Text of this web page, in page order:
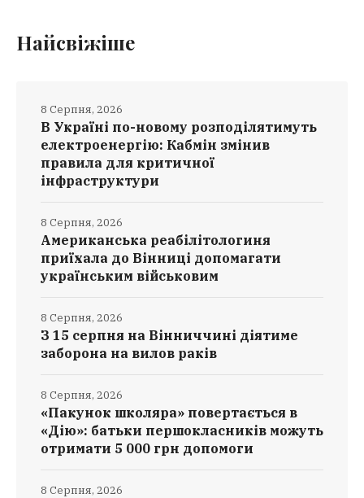
Найсвіжіше
В Україні по-новому розподілятимуть
електроенергію: Кабмін змінив
правила для критичної
інфраструктури
8 Серпня, 2026
Американська реабілітологиня
приїхала до Вінниці допомагати
українським військовим
8 Серпня, 2026
З 15 серпня на Вінниччині діятиме
заборона на вилов раків
8 Серпня, 2026
«Пакунок школяра» повертається в
«Дію»: батьки першокласників можуть
отримати 5 000 грн допомоги
8 Серпня, 2026
8 Серпня, 2026